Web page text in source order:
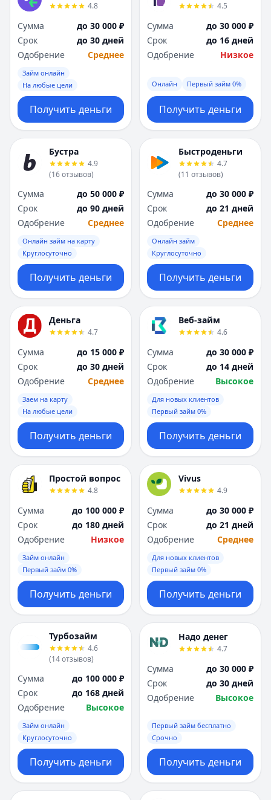
4.8
Сумма
до 30 000 ₽
Срок
до 30 дней
Одобрение
Среднее
Займ онлайн
На любые цели
Получить деньги
4.5
Сумма
до 30 000 ₽
Срок
до 16 дней
Одобрение
Низкое
Онлайн Первый займ 0%
Получить деньги
Бустра
4.9
(16отзывов)
Сумма
до 50 000 ₽
Срок
до 90 дней
Одобрение
Среднее
Онлайн займ на карту
Круглосуточно
Получить деньги
Быстроденьги
4.7
(11 отзывов)
Сумма
до 30 000 ₽
Срок
до 21 дней
Одобрение
Среднее
Онлайн займ
Круглосуточно
Получить деньги
Деньга
4.7
Сумма
до 15 000 ₽
Срок
до 30 дней
Одобрение
Среднее
Заем на карту
На любые цели
Получить деньги
Веб-займ
4.6
Сумма
до 30 000 ₽
Срок
до 14 дней
Одобрение
Высокое
Для новых клиентов
Первый займ 0%
Получить деньги
Простой вопрос
4.8
Сумма
до 100 000 ₽
Срок
до 180 дней
Одобрение
Низкое
Займ онлайн
Первый займ 0%
Получить деньги
Vivus
4.9
Сумма
до 30 000 ₽
Срок
до 21 дней
Одобрение
Среднее
Для новых клиентов
Первый займ 0%
Получить деньги
Турбозайм
4.6
(14отзывов)
Сумма
до 100 000 ₽
Срок
до 168 дней
Одобрение
Высокое
Займ онлайн
Круглосуточно
Получить деньги
Надо денег
4.7
Сумма
до 30 000 ₽
Срок
до 30 дней
Одобрение
Высокое
Первый займ бесплатно
Срочно
Получить деньги